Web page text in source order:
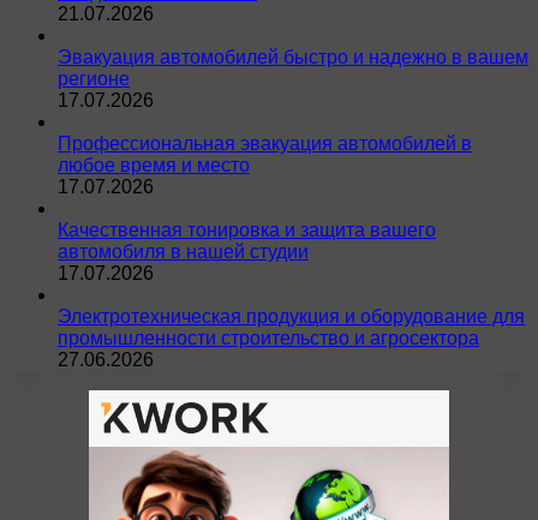
21.07.2026
Эвакуация автомобилей быстро и надежно в вашем
регионе
17.07.2026
Профессиональная эвакуация автомобилей в
любое время и место
17.07.2026
Качественная тонировка и защита вашего
автомобиля в нашей студии
17.07.2026
Электротехническая продукция и оборудование для
промышленности строительство и агросектора
27.06.2026